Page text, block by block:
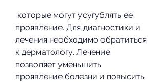
проявление. Для диагностики и
лечения необходимо обратиться
к дерматологу. Лечение
позволяет уменьшить
проявление болезни и повысить